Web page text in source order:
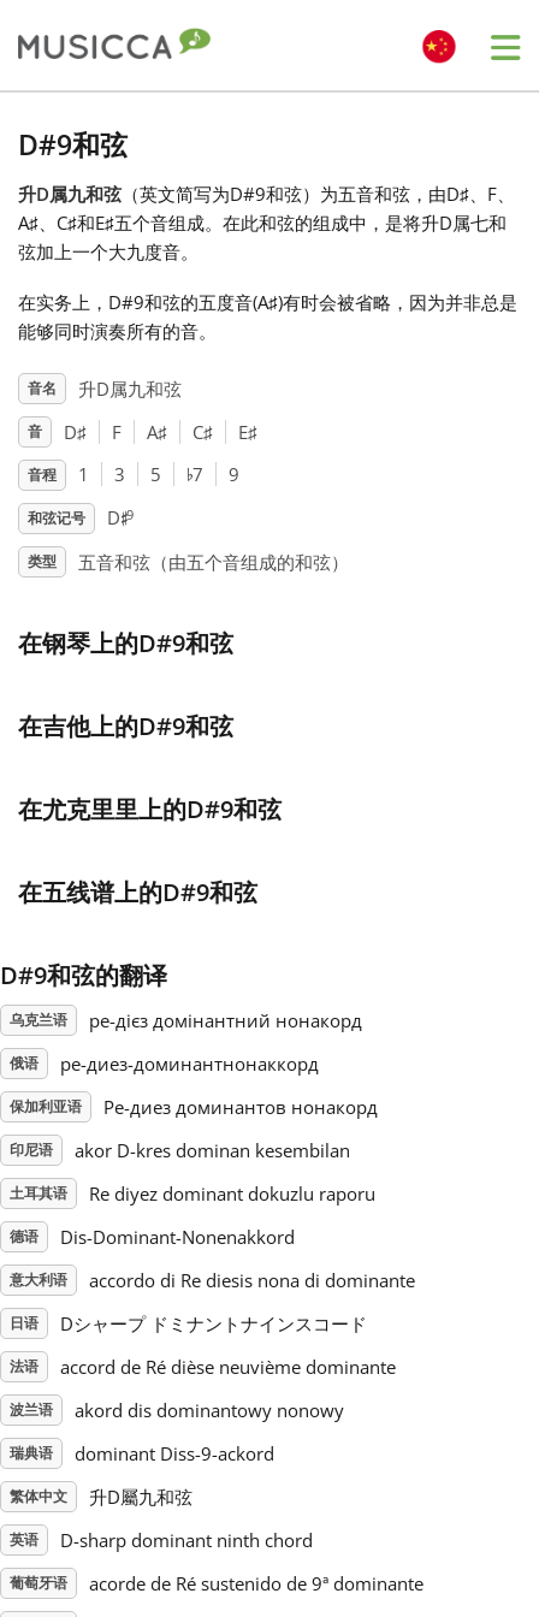
Български
English
Español
हिन्दी
Italiano
日本語
Polski
Русский
Svenska
Tiếng Việt
Türkçe
简体中文
繁體中文
D#9和弦
升D属九和弦 （英文简写为D#9和弦）为五音和弦，由D♯、F、
A♯、C♯和E♯五个音组成。在此和弦的组成中，是将升D属七和
弦加上一个大九度音。
在实务上，D#9和弦的五度音(A♯)有时会被省略，因为并非总是
能够同时演奏所有的音。
音名 升D属九和弦
音 D♯ F A♯ C♯ E♯
音程 1 3 5 ♭7 9
和弦记号 D♯9
类型 五音和弦（由五个音组成的和弦）
在钢琴上的D#9和弦
在吉他上的D#9和弦
在尤克里里上的D#9和弦
在五线谱上的D#9和弦
D#9和弦的翻译
乌克兰语 ре-дієз домінантний нонакорд
俄语 ре-диез-доминантнонаккорд
保加利亚语 Ре-диез доминантов нонакорд
印尼语 akor D-kres dominan kesembilan
土耳其语 Re diyez dominant dokuzlu raporu
德语 Dis-Dominant-Nonenakkord
意大利语 accordo di Re diesis nona di dominante
日语 Dシャープ ドミナントナインスコード
法语 accord de Ré dièse neuvième dominante
波兰语 akord dis dominantowy nonowy
瑞典语 dominant Diss-9-ackord
繁体中文 升D屬九和弦
英语 D-sharp dominant ninth chord
葡萄牙语 acorde de Ré sustenido de 9ª dominante